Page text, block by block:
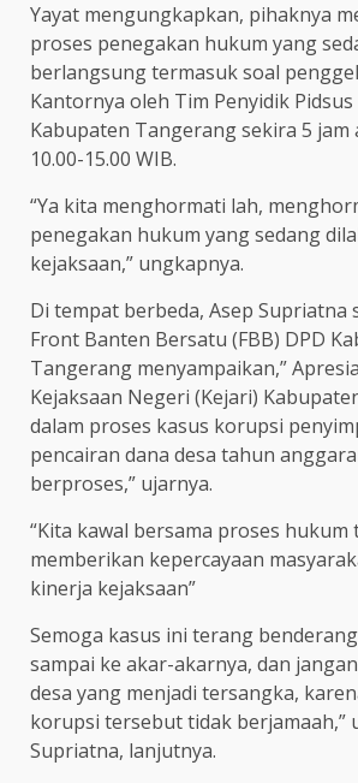
Yayat mengungkapkan, pihaknya
proses penegakan hukum yang
berlangsung termasuk soal
Kantornya oleh Tim Penyidik Pidsus
Kabupaten Tangerang sekira 5 jam
10.00-15.00 WIB.
“Ya kita menghormati lah,
penegakan hukum yang sedang
kejaksaan,” ungkapnya.
Di tempat berbeda, Asep Supriatna
Front Banten Bersatu (FBB) DPD
Tangerang menyampaikan,”
Kejaksaan Negeri (Kejari)
dalam proses kasus korupsi
pencairan dana desa tahun
berproses,” ujarnya.
“Kita kawal bersama proses
memberikan kepercayaan
kinerja kejaksaan”
Semoga kasus ini terang
sampai ke akar-akarnya, dan
desa yang menjadi tersangka,
korupsi tersebut tidak berjamaah,”
Supriatna, lanjutnya.